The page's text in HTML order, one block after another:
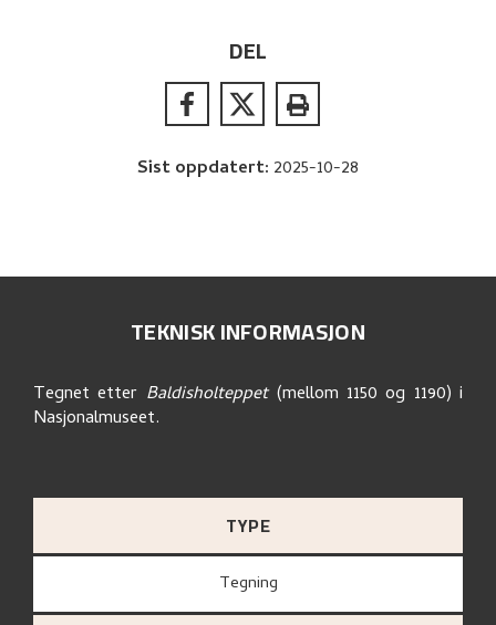
DEL
Sist oppdatert: 2025-10-28
TEKNISK INFORMASJON
TYPE
Tegning
Tegnet etter Baldisholteppet (mellom 1150 og 1190) i
Nasjonalmuseet.